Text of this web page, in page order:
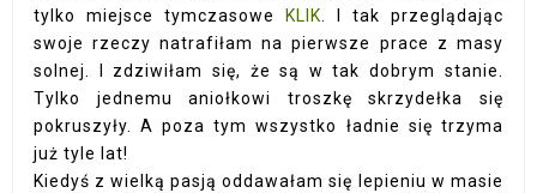
tylko miejsce tymczasowe
KLIK. I tak przeglądając
swoje rzeczy natrafiłam na pierwsze prace z masy
solnej. I zdziwiłam się, że są w tak dobrym stanie.
Tylko jednemu aniołkowi troszkę skrzydełka się
pokruszyły. A poza tym wszystko ładnie się trzyma
już tyle lat!
Kiedyś z wielką pasją oddawałam się lepieniu w masie